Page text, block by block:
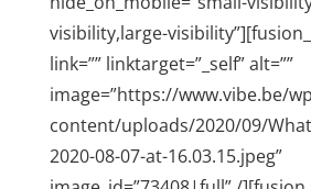
visibility,large-
link=”” linktarget=”_self” alt=””
image=”https://www.vibe.be/
content/uploads/2020/09/
2020-08-07-at-16.03.15.jpeg”